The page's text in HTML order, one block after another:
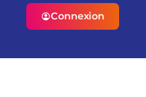
Connexion